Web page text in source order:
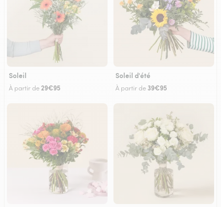
Soleil
À partir de29€95
Soleil d'été
À partir de 39€95